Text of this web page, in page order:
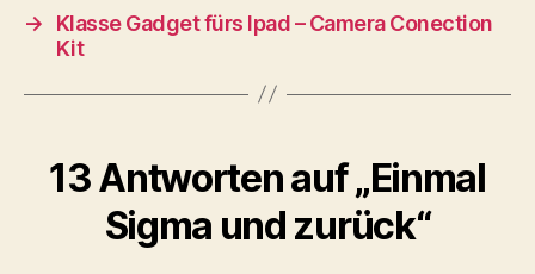
→
Klasse Gadget fürs Ipad – Camera Conection
Kit
13 Antworten auf „Einmal
Sigma und zurück“